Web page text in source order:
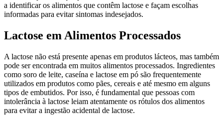
a identificar os alimentos que contêm lactose e façam escolhas
informadas para evitar sintomas indesejados.
Lactose em Alimentos Processados
A lactose não está presente apenas em produtos lácteos, mas também
pode ser encontrada em muitos alimentos processados. Ingredientes
como soro de leite, caseína e lactose em pó são frequentemente
utilizados em produtos como pães, cereais e até mesmo em alguns
tipos de embutidos. Por isso, é fundamental que pessoas com
intolerância à lactose leiam atentamente os rótulos dos alimentos
para evitar a ingestão acidental de lactose.